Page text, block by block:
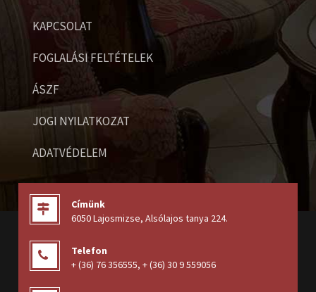
KAPCSOLAT
FOGLALÁSI FELTÉTELEK
ÁSZF
JOGI NYILATKOZAT
ADATVÉDELEM
Címünk
6050 Lajosmizse, Alsólajos tanya 224.
Telefon
+ (36) 76 356555, + (36) 30 9 559056